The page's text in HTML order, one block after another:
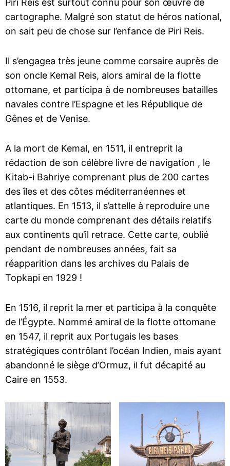
Piri Reis est surtout connu pour son œuvre de
cartographe. Malgré son statut de héros national,
on sait peu de chose sur l’enfance de Piri Reis.
Il s’engagea très jeune comme corsaire auprès de
son oncle Kemal Reis, alors amiral de la flotte
ottomane, et participa à de nombreuses batailles
navales contre l’Espagne et les République de
Gênes et de Venise.
A la mort de Kemal, en 1511, il entreprit la
rédaction de son célèbre livre de navigation , le
Kitab-i Bahriye comprenant plus de 200 cartes
des îles et des côtes méditerranéennes et
atlantiques. En 1513, il s’attelle à reproduire une
carte du monde comprenant des détails relatifs
aux continents qu’il retrace. Cette carte, oublié
pendant de nombreuses années, fait sa
réapparition dans les archives du Palais de
Topkapi en 1929 !
En 1516, il reprit la mer et participa à la conquête
de l’Égypte. Nommé amiral de la flotte ottomane
en 1547, il reprit aux Portugais les bases
stratégiques contrôlant l’océan Indien, mais ayant
abandonné le siège d’Ormuz, il fut décapité au
Caire en 1553.